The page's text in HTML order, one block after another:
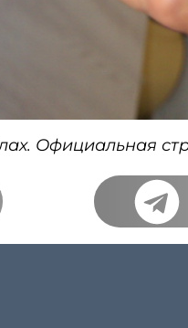
Официальная